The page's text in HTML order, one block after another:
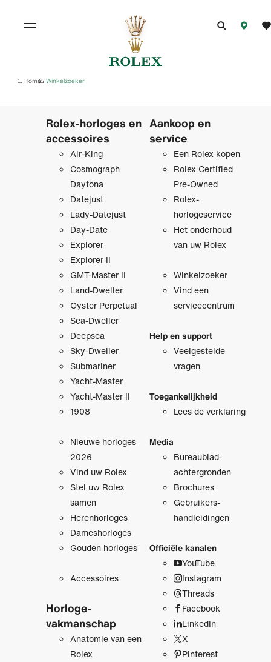
Home/ Winkelzoeker
Rolex-horloges en
accessoires
Air-King
Cosmograph
Daytona
Datejust
Lady-Datejust
Day-Date
Explorer
Explorer II
GMT-Master II
Land-Dweller
Oyster Perpetual
Sea-Dweller
Deepsea
Sky-Dweller
Submariner
Yacht-Master
Yacht-Master II
1908
Nieuwe horloges
2026
Vind uw Rolex
Stel uw Rolex
samen
Herenhorloges
Dameshorloges
Gouden horloges
Accessoires
Horloge­
vakmanschap
Anatomie van een
Rolex
Aankoop en
service
Een Rolex kopen
Rolex Certified
Pre‑Owned
Rolex-
horlogeservice
Het onderhoud
van uw Rolex
Winkelzoeker
Vind een
servicecentrum
Help en support
Veelgestelde
vragen
Toegankelijkheid
Lees de verklaring
Media
Bureaublad­
achtergronden
Brochures
Gebruikers­
handleidingen
Officiële kanalen
YouTube
Instagram
Threads
Facebook
LinkedIn
X
Pinterest